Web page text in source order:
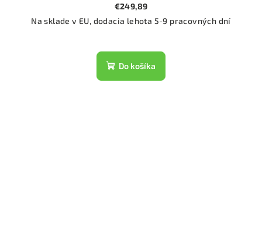
€249,89
Na sklade v EU, dodacia lehota 5-9 pracovných dní
Do košíka